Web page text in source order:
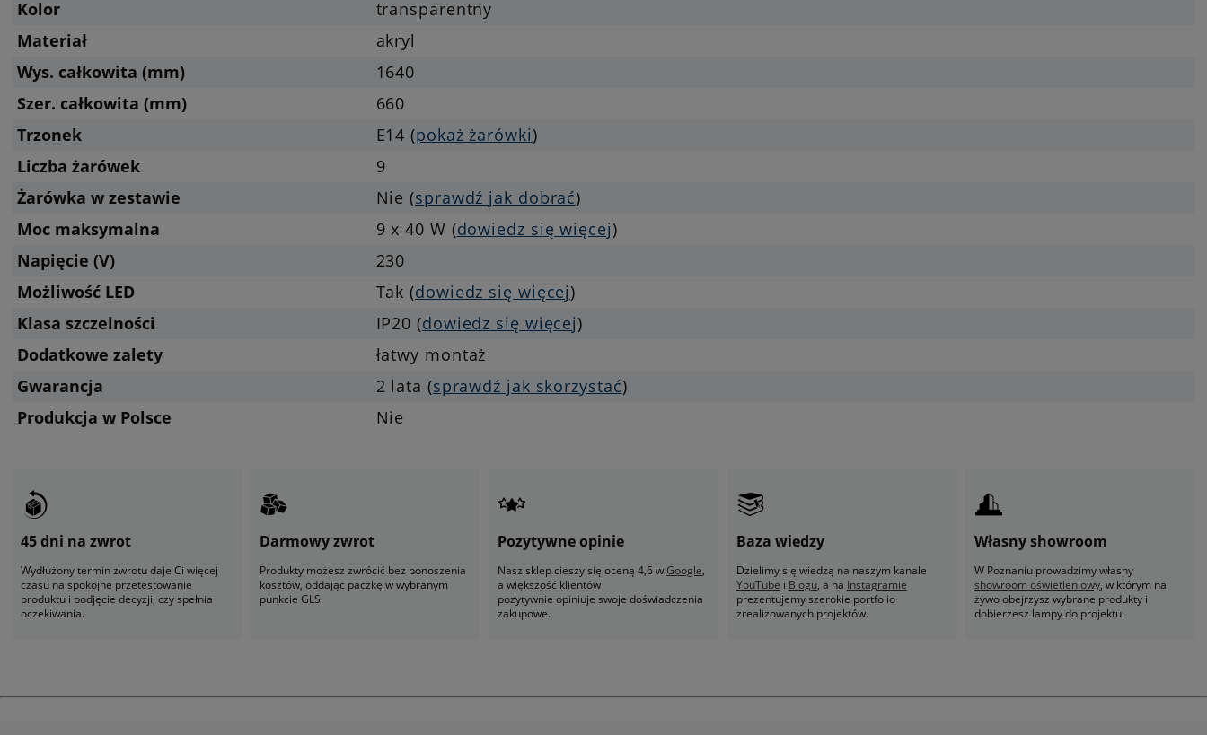
Kolor
transparentny
Materiał
akryl
Wys. całkowita (mm)
1640
Szer. całkowita (mm)
660
Trzonek
E14 (pokaż żarówki)
Liczba żarówek
9
Żarówka w zestawie
Nie (sprawdź jak dobrać)
Moc maksymalna
9 x 40 W (dowiedz się więcej)
Napięcie (V)
230
Możliwość LED
Tak (dowiedz się więcej)
Klasa szczelności
IP20 (dowiedz się więcej)
Dodatkowe zalety
łatwy montaż
Gwarancja
2 lata (sprawdź jak skorzystać)
Produkcja w Polsce
Nie
45 dni na zwrot
Wydłużony termin zwrotu daje Ci więcej
czasu na spokojne przetestowanie
produktu i podjęcie decyzji, czy spełnia
oczekiwania.
Darmowy zwrot
Produkty możesz zwrócić bez ponoszenia
kosztów, oddając paczkę w wybranym
punkcie GLS.
Pozytywne opinie
Nasz sklep cieszy się oceną 4,6 wGoogle,
a większość klientów
pozytywnie opiniuje swoje doświadczenia
zakupowe.
Baza wiedzy
Dzielimy się wiedzą na naszym kanale
YouTube i Blogu, a na Instagramie
prezentujemy szerokie portfolio
zrealizowanych projektów.
Własny showroom
W Poznaniu prowadzimy własny
showroom oświetleniowy, w którym na
żywo obejrzysz wybrane produkty i
dobierzesz lampy do projektu.